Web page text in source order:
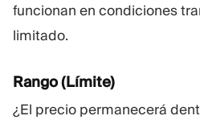
funcionan en condiciones
limitado.
Rango (Límite)
¿El precio permanecerá